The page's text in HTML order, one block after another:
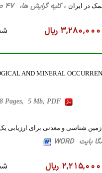
، کلیه گرایش ها، 47 صفحه فارسی تایپ شده ، 2 مگا بایت WORD
3,280,000 ریال
AND MINERAL
Pages, 5 Mb, PDF
شناسی و معدنی برای ارزیابی
2,215,000 ریال